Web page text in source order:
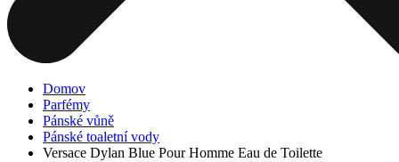
Domov
Parfémy
Pánské vůně
Pánské toaletní vody
Versace Dylan Blue Pour Homme Eau de Toilette